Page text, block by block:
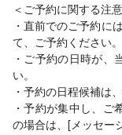
＜ご予約に関する注
・直前でのご予約に
て、ご予約ください。
・ご予約の日時が、
い。
・予約の日程候補は
・予約が集中し、
の場合は、[メッセー